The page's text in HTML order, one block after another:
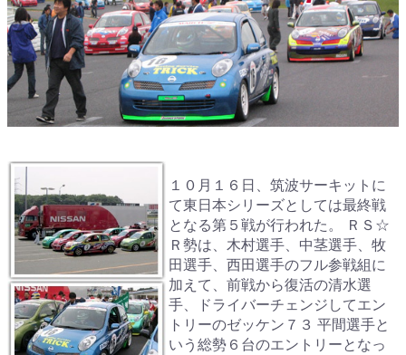
１０月１６日、筑波サーキットに
て東日本シリーズとしては最終戦
となる第５戦が行われた。 ＲＳ☆
Ｒ勢は、木村選手、中茎選手、牧
田選手、西田選手のフル参戦組に
加えて、前戦から復活の清水選
手、ドライバーチェンジしてエン
トリーのゼッケン７３ 平間選手と
いう総勢６台のエントリーとなっ